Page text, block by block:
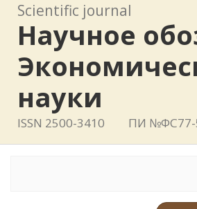
Scientific journal
Научное
науки
ISSN 2500-3410 ПИ №ФС77-